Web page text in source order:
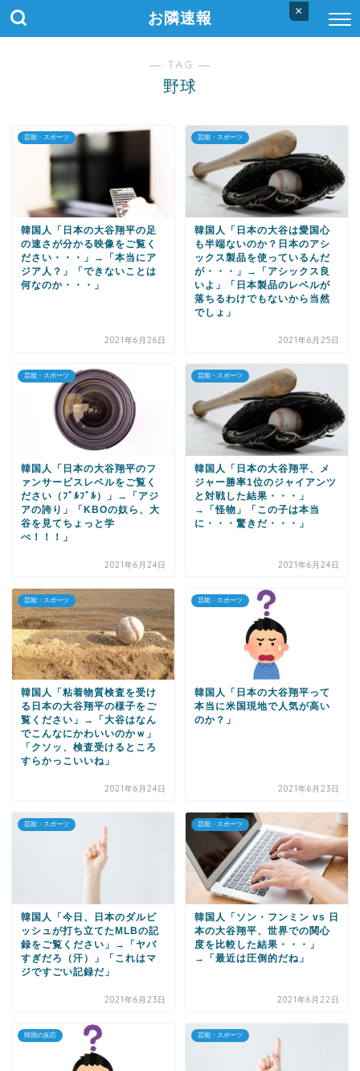
×
お隣速報
― TAG ―
野球
芸能・スポーツ
韓国人「日本の大谷翔平の足
の速さが分かる映像をご覧く
ださい・・・」→「本当にア
ジア人？」「できないことは
何なのか・・・」
2021年6月26日
芸能・スポーツ
韓国人「日本の大谷は愛国心
も半端ないのか？日本のアシ
ックス製品を使っているんだ
が・・・」→「アシックス良
いよ」「日本製品のレベルが
落ちるわけでもないから当然
でしょ」
2021年6月25日
芸能・スポーツ
韓国人「日本の大谷翔平のフ
ァンサービスレベルをご覧く
ださい（ﾌﾞﾙﾌﾞﾙ）」→「アジ
アの誇り」「KBOの奴ら、大
谷を見てちょっと学
べ！！！」
2021年6月24日
芸能・スポーツ
韓国人「日本の大谷翔平、メ
ジャー勝率1位のジャイアンツ
と対戦した結果・・・」
→「怪物」「この子は本当
に・・・驚きだ・・・」
2021年6月24日
芸能・スポーツ
韓国人「粘着物質検査を受け
る日本の大谷翔平の様子をご
覧ください」→「大谷はなん
でこんなにかわいいのかｗ」
「クソッ、検査受けるところ
すらかっこいいね」
2021年6月24日
芸能・スポーツ
韓国人「日本の大谷翔平って
本当に米国現地で人気が高い
のか？」
2021年6月23日
芸能・スポーツ
韓国人「今日、日本のダルビ
ッシュが打ち立てたMLBの記
録をご覧ください」→「ヤバ
すぎだろ（汗）」「これはマ
ジですごい記録だ」
2021年6月23日
芸能・スポーツ
韓国人「ソン・フンミン vs 日
本の大谷翔平、世界での関心
度を比較した結果・・・」
→「最近は圧倒的だね」
2021年6月22日
韓国の反応 芸能・スポーツ